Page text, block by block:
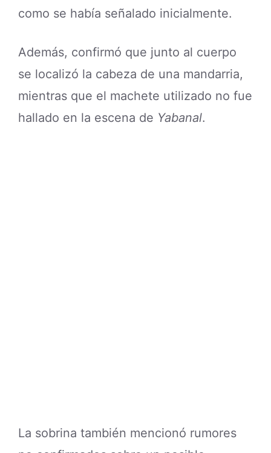
como se había señalado inicialmente.
Además, confirmó que junto al cuerpo
se localizó la cabeza de una mandarria,
mientras que el machete utilizado no fue
hallado en la escena de Yabanal.
La sobrina también mencionó rumores